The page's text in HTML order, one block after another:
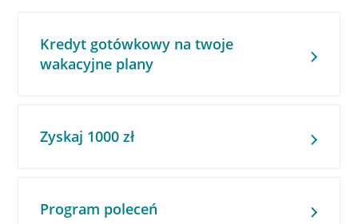
Kredyt gotówkowy na twoje
wakacyjne plany
Zyskaj 1000 zł
Program poleceń